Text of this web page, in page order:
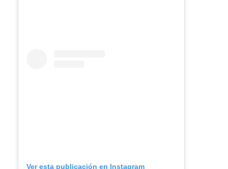
Ver esta publicación en Instagram